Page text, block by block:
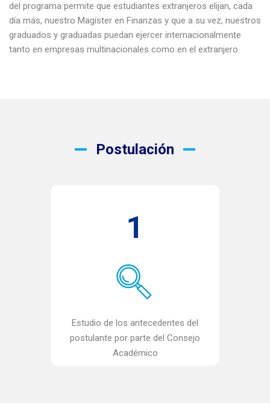
del programa permite que estudiantes extranjeros elijan, cada
día más, nuestro Magíster en Finanzas y que a su vez, nuestros
graduados y graduadas puedan ejercer internacionalmente
tanto en empresas multinacionales como en el extranjero.
Postulación
1
Estudio de los antecedentes del
postulante por parte del Consejo
Académico